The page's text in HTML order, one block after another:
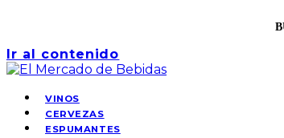
Ir al contenido
VINOS
CERVEZAS
ESPUMANTES